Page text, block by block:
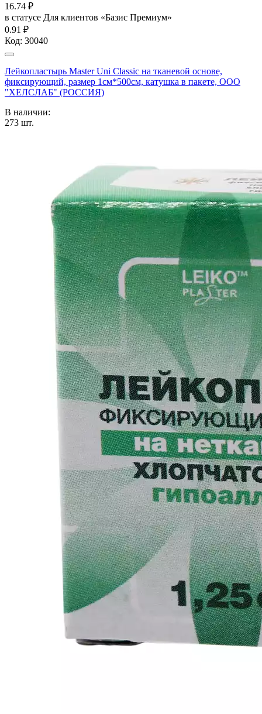
16.74 ₽
в статусе Для клиентов «Базис Премиум»
0.91 ₽
Код: 30040
Лейкопластырь Master Uni Classic на тканевой основе,
фиксирующий, размер 1см*500см, катушка в пакете, ООО
"ХЕЛСЛАБ" (РОССИЯ)
В наличии:
273 шт.